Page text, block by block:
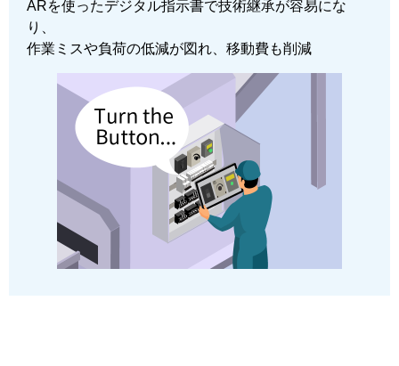
ARを使ったデジタル指示書で技術継承が容易にな
り、
作業ミスや負荷の低減が図れ、移動費も削減